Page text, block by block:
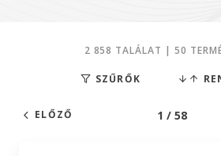
2 858 TALÁLAT | 50
SZŰRŐK
ELŐZŐ 1 / 58